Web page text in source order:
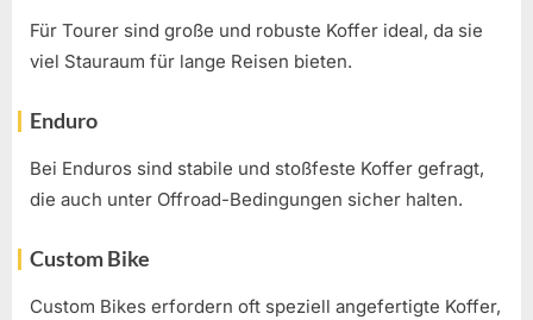
Für Tourer sind große und robuste Koffer ideal, da sie
viel Stauraum für lange Reisen bieten.
Enduro
Bei Enduros sind stabile und stoßfeste Koffer gefragt,
die auch unter Offroad-Bedingungen sicher halten.
Custom Bike
Custom Bikes erfordern oft speziell angefertigte Koffer,